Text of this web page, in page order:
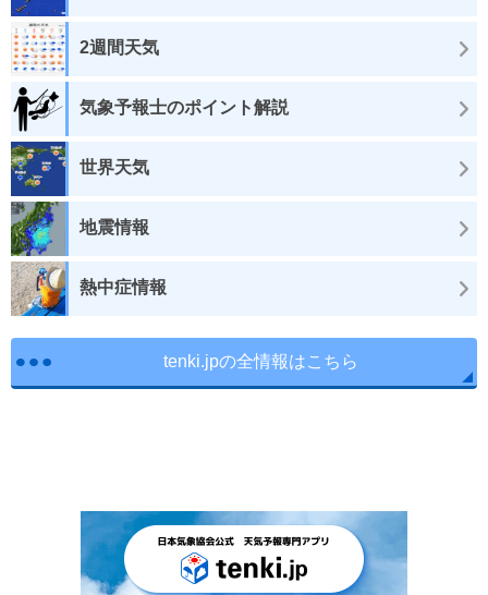
2週間天気
気象予報士のポイント解説
世界天気
地震情報
熱中症情報
tenki.jpの全情報はこちら